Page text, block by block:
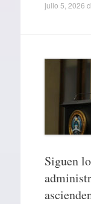
julio 5, 2026
Siguen